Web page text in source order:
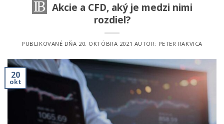
Akcie a CFD, aký je medzi nimi
rozdiel?
PUBLIKOVANÉ DŇA 20. OKTÓBRA 2021 AUTOR: PETER RAKVICA
20
okt